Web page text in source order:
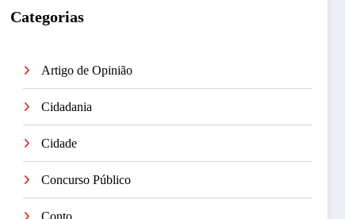
Categorias
Artigo de Opinião
Cidadania
Cidade
Concurso Público
Conto